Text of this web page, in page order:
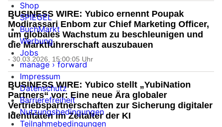
BUSINESS WIRE: Yubico ernennt Poupak
Modirassari Enbom zur Chief Marketing Officer,
um globales Wachstum zu beschleunigen und
die Marktführerschaft auszubauen
- 30.03.2026, 15:00:05 Uhr
BUSINESS WIRE: Yubico stellt „YubiNation
Partners“ vor: Eine neue Ära globaler
Vertriebspartnerschaften zur Sicherung digitaler
Identitäten im Zeitalter der KI
Shop
SPIEGEL
BuchMarkt
Werbung
Jobs
manage › forward
Impressum
Datenschutz
Barrierefreiheit
Nutzungsbedingungen
Teilnahmebedingungen